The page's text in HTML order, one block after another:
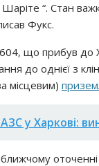
“. Стан
Фукс.
604, що прибув
до однієї з
місцевим)
у Харкові: